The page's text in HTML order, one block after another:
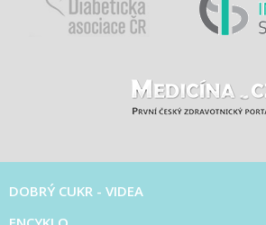
DOBRÝ CUKR - VIDEA